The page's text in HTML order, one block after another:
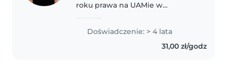
roku prawa na UAMie w
spędzać czas z dziećmi, potrafią
pokazać świat z zupełnie innej
perspektywy, a każdy spędzony z
Doświadczenie: > 4 lata
31,00 zł/godz